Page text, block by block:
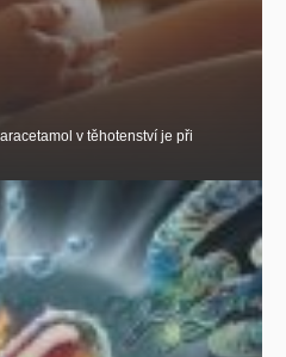
v těhotenství je při